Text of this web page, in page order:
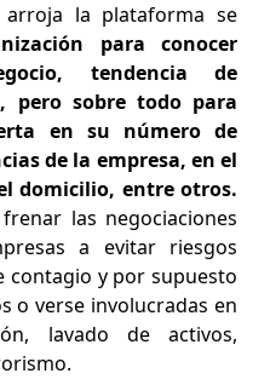
la plataforma se
para conocer
tendencia de
pero sobre todo para
en su número de
de la empresa, en el
domicilio, entre otros.
las negociaciones
a evitar riesgos
contagio y por supuesto
o verse involucradas en
lavado de activos,